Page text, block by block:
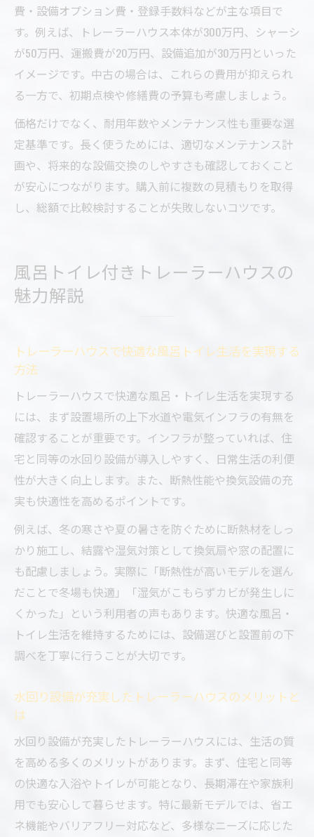
費・設備オプション費・登録手数料などが主な項目で
す。例えば、トレーラーハウス本体が300万円、シャーシ
が50万円、運搬費が20万円、設備追加が30万円といった
イメージです。中古の場合は、これらの費用が抑えられ
る一方で、初期点検や修繕費の予算も考慮しましょう。
価格だけでなく、耐用年数やメンテナンス性も重要な選
定基準です。長く使うためには、適切なメンテナンス計
画や、将来的な設備交換のしやすさも確認しておくこと
が安心につながります。購入前に複数の見積もりを取得
し、総額で比較検討することが失敗しないコツです。
風呂トイレ付きトレーラーハウスの
魅力解説
トレーラーハウスで快適な風呂トイレ生活を実現する
方法
トレーラーハウスで快適な風呂・トイレ生活を実現する
には、まず設置場所の上下水道や電気インフラの有無を
確認することが重要です。インフラが整っていれば、住
宅と同等の水回り設備が導入しやすく、日常生活の利便
性が大きく向上します。また、断熱性能や換気設備の充
実も快適性を高めるポイントです。
例えば、冬の寒さや夏の暑さを防ぐために断熱材をしっ
かり施工し、結露や湿気対策として換気扇や窓の配置に
も配慮しましょう。実際に「断熱性が高いモデルを選ん
だことで冬場も快適」「湿気がこもらずカビが発生しに
くかった」という利用者の声もあります。快適な風呂・
トイレ生活を維持するためには、設備選びと設置前の下
調べを丁寧に行うことが大切です。
水回り設備が充実したトレーラーハウスのメリットと
は
水回り設備が充実したトレーラーハウスには、生活の質
を高める多くのメリットがあります。まず、住宅と同等
の快適な入浴やトイレが可能となり、長期滞在や家族利
用でも安心して暮らせます。特に最新モデルでは、省エ
ネ機能やバリアフリー対応など、多様なニーズに応じた